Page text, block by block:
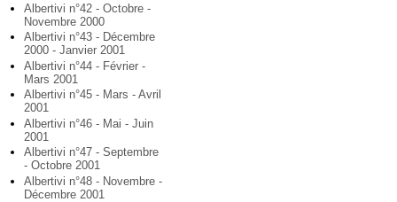
Albertivi n°42 - Octobre -
Novembre 2000
Albertivi n°43 - Décembre
2000 - Janvier 2001
Albertivi n°44 - Février -
Mars 2001
Albertivi n°45 - Mars - Avril
2001
Albertivi n°46 - Mai - Juin
2001
Albertivi n°47 - Septembre
- Octobre 2001
Albertivi n°48 - Novembre -
Décembre 2001